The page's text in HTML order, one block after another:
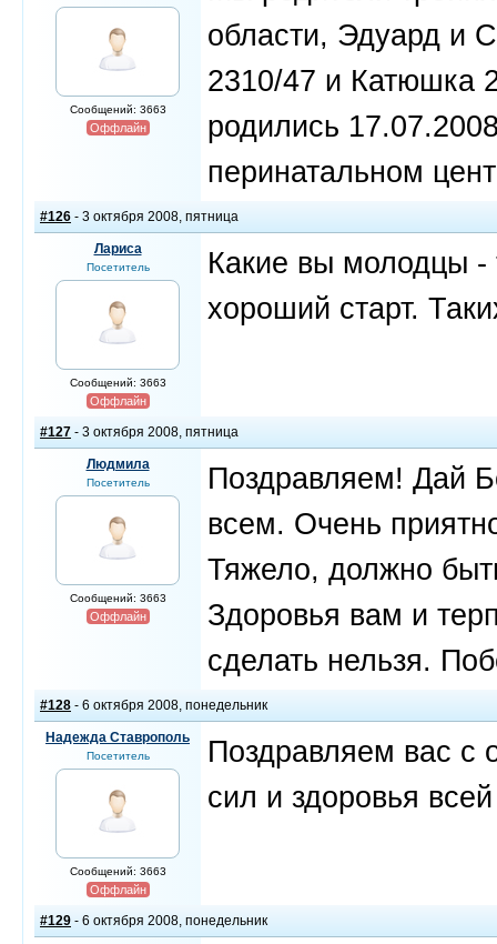
Сообщений: 3663
Оффлайн
области, Эдуард и
2310/47 и Катюшка
родились
перинатальном
#126 - 3 октября 2008, пятница
Лариса
Посетитель
Сообщений: 3663
Оффлайн
Какие вы молодцы -
хороший старт.
#127 - 3 октября 2008, пятница
Людмила
Посетитель
Сообщений: 3663
Оффлайн
Поздравляем! Дай
всем. Очень
Тяжело, должно
Здоровья вам и
сделать нельзя.
#128 - 6 октября 2008, понедельник
Надежда Ставрополь
Посетитель
Сообщений: 3663
Оффлайн
Поздравляем вас
сил и здоровья
#129 - 6 октября 2008, понедельник